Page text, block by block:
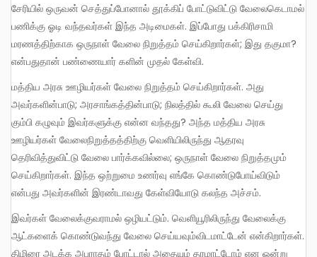
சேரியில் ஒருவன் செத்துப்போனால் தூக்கிப் போட்டுவிட்டு வேலைகெடாமல்
பணிக்கு ஓடி வந்தவர்கள் இந்த அடிமைகள். இப்போது பக்கிரிசாமி
மரணத்திற்காக ஒருநாள் வேலை நிறுத்தம் செய்கிறார்கள்; இது தகுமா?
என்பதுதான் பண்ணையார் களின் முதல் கேள்வி.
மத்திய அரசு ஊழியர்கள் வேலை நிறுத்தம் செய்கிறார்கள். அது
அவர்களின்பாடு; அரசாங்கத்தின்பாடு; நிலத்தில் கூலி வேலை செய்து
கும்பி கழுவும் இவர்களுக்கு என்ன வந்தது? அந்த மத்திய அரசு
ஊழியர்கள் வேலைநிறுத்தத்திற்கு வெளியிலிருந்து ஆதரவு
தெரிவித்துவிட்டு வேலை பார்க்கவில்லை; ஒருநாள் வேலை நிறுத்தமும்
செய்கிறார்கள். இந்த ஒற்றுமை உணர்வு எங்கே கொண்டுபோய்விடும்
என்பது அவர்களின் இரண்டாவது கேள்வியோடு கலந்த அச்சம்.
இவர்கள் வேலைக்குவராமல் ஒழியட்டும். வெளியூரிலிருந்து வேலைக்கு
ஆட்களைக் கொண்டுவந்து வேலை செய்யவும்விடமாட்டேன் என்கிறார்கள்.
திமிரை அடக்க அபராதம் போட்டால் அதையும் தரமாட்டோம் என ஒன்று